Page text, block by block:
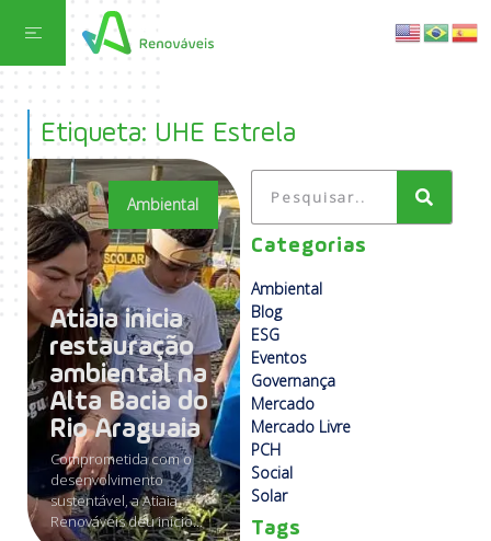
Etiqueta: UHE Estrela
Ambiental
Atiaia inicia
restauração
ambiental na
Alta Bacia do
Rio Araguaia
Comprometida com o
desenvolvimento
sustentável, a Atiaia
Renováveis deu início...
Categorias
Ambiental
Blog
ESG
Eventos
Governança
Mercado
Mercado Livre
PCH
Social
Solar
Tags